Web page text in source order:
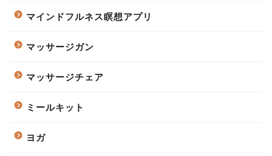
マインドフルネス瞑想アプリ
マッサージガン
マッサージチェア
ミールキット
ヨガ